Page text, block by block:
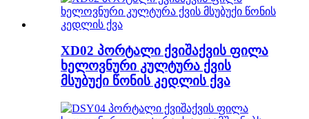
XD02 პორტალი ქვიშაქვის ფილა
ხელოვნური კულტურა ქვის
მსუბუქი წონის კედლის ქვა